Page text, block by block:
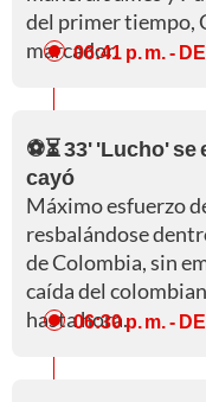
del primer tiempo,
marcador.06:41 p. m. -
⚽⏳ 33' 'Lucho'
cayó
Máximo esfuerzo
resbalándose
de Colombia, sin
caída del
hasta hora.
06:30 p. m. -